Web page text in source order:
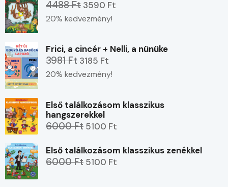
4488 Ft 3590 Ft
20% kedvezmény!
Frici, a cincér + Nelli, a nünüke
3981 Ft 3185 Ft
20% kedvezmény!
Első találkozásom klasszikus
hangszerekkel
6000 Ft 5100 Ft
Első találkozásom klasszikus zenékkel
6000 Ft 5100 Ft